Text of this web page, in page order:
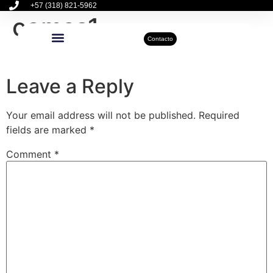
+57 (318) 821-5962
Contacto
cemsa1
Leave a Reply
Your email address will not be published. Required
fields are marked *
Comment *